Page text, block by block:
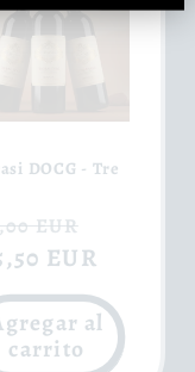
DOCG - Tre
EUR
de
oferta
EUR
al
carrito